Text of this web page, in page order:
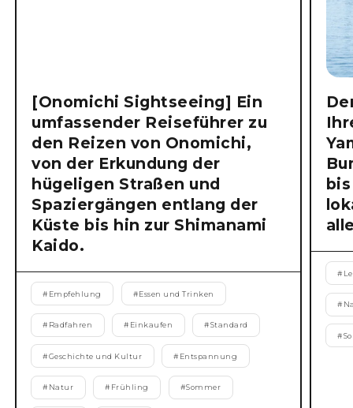
[Onomichi Sightseeing] Ein
umfassender Reiseführer zu
den Reizen von Onomichi,
von der Erkundung der
hügeligen Straßen und
Spaziergängen entlang der
Küste bis hin zur Shimanami
Kaido.
# Empfehlung #Essen und Trinken
# Radfahren # Einkaufen #Standard
#Geschichte und Kultur # Entspannung
# Natur # Frühling #Sommer
#
#
#